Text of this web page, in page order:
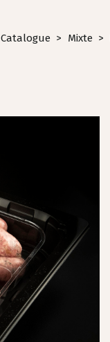
Catalogue > Mixte >